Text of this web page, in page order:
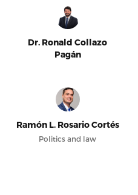
Dr. Ronald Collazo
Pagán
Ramón L. Rosario Cortés
Politics and law